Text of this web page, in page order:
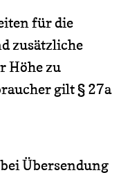
für die
zusätzliche
Höhe zu
gilt § 27a
Übersendung